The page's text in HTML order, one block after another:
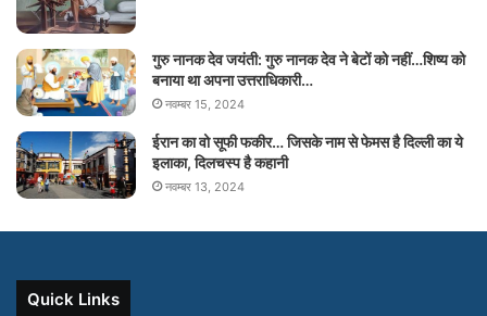
गुरु नानक देव जयंती: गुरु नानक देव ने बेटों को नहीं…शिष्य को
बनाया था अपना उत्तराधिकारी…
नवम्बर 15, 2024
ईरान का वो सूफी फकीर… जिसके नाम से फेमस है दिल्ली का ये
इलाका, दिलचस्प है कहानी
नवम्बर 13, 2024
Quick Links